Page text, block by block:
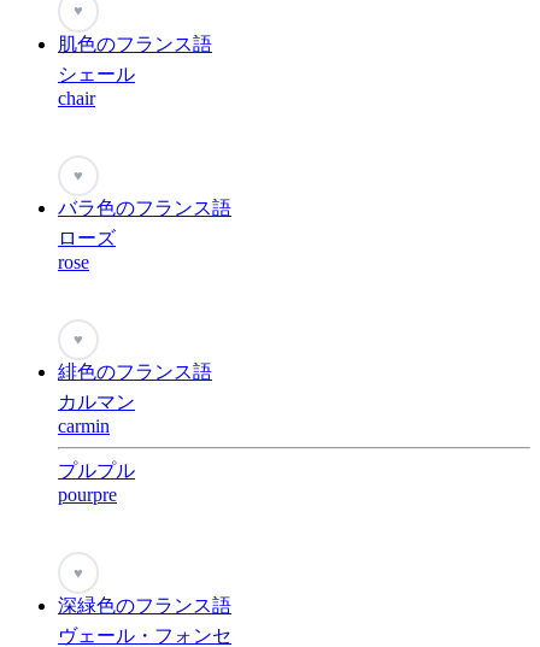
♥
肌色のフランス語
シェール
chair
♥
バラ色のフランス語
ローズ
rose
♥
緋色のフランス語
カルマン
carmin
プルプル
pourpre
♥
深緑色のフランス語
ヴェール・フォンセ